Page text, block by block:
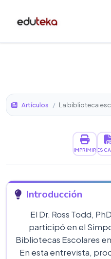
Artículos / La biblioteca
IMPRIMIR
Introducción
El Dr. Ross Todd,
participó en el
Bibliotecas Escolares
En esta entrevista,